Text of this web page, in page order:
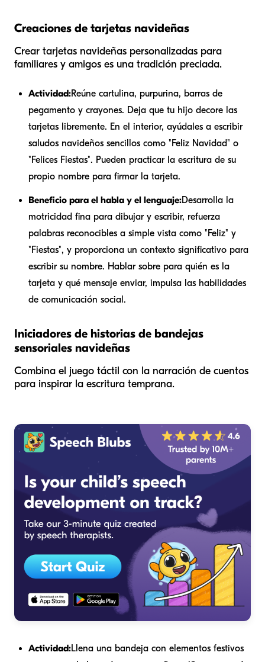
Creaciones de tarjetas navideñas
Crear tarjetas navideñas personalizadas para
familiares y amigos es una tradición preciada.
Actividad:Reúne cartulina, purpurina, barras de
pegamento y crayones. Deja que tu hijo decore las
tarjetas libremente. En el interior, ayúdales a escribir
saludos navideños sencillos como "Feliz Navidad" o
"Felices Fiestas". Pueden practicar la escritura de su
propio nombre para firmar la tarjeta.
Beneficio para el habla y el lenguaje:Desarrolla la
motricidad fina para dibujar y escribir, refuerza
palabras reconocibles a simple vista como "Feliz" y
"Fiestas", y proporciona un contexto significativo para
escribir su nombre. Hablar sobre para quién es la
tarjeta y qué mensaje enviar, impulsa las habilidades
de comunicación social.
Iniciadores de historias de bandejas
sensoriales navideñas
Combina el juego táctil con la narración de cuentos
para inspirar la escritura temprana.
Actividad:Llena una bandeja con elementos festivos